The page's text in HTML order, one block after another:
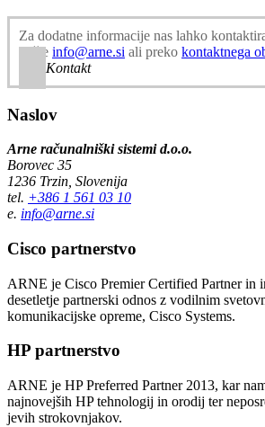
Za dodatne informacije nas lahko
pošte info@arne.si ali preko kontaktnega
Kontakt
Naslov
Arne računalniški sistemi d.o.o.
Borovec 35
1236 Trzin, Slovenija
tel. +386 1 561 03 10
e. info@arne.si
Cisco partnerstvo
ARNE je Cisco Premier Certified Partner in
desetletje partnerski odnos z vodilnim
komunikacijske opreme, Cisco Systems.
HP partnerstvo
ARNE je HP Preferred Partner 2013, kar
najnovejših HP tehnologij in orodij ter
jevih strokovnjakov.